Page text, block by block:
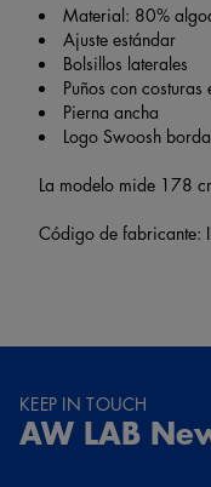
Material: 80%
Ajuste estándar
Bolsillos laterales
Puños con costuras
Pierna ancha
Logo Swoosh
La modelo mide 178
Código de fabricante:
KEEP IN TOUCH
AW LAB